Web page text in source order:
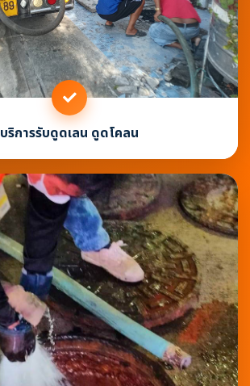
บริการรับดูดเลน ดูดโคลน